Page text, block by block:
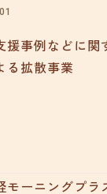
援事例などに関
る拡散事業